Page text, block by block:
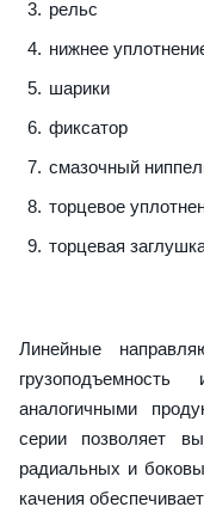
рельс
нижнее
шарики
фиксатор
смазочный
торцевое
торцевая
Линейные
аналогичными
серии позволяет
радиальных и
качения